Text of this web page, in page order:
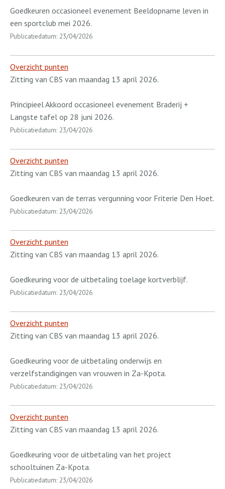
Goedkeuren occasioneel evenement Beeldopname leven in
een sportclub mei 2026.
Publicatiedatum: 23/04/2026
Overzicht punten
Zitting van CBS van maandag 13 april 2026.
Principieel Akkoord occasioneel evenement Braderij +
Langste tafel op 28 juni 2026.
Publicatiedatum: 23/04/2026
Overzicht punten
Zitting van CBS van maandag 13 april 2026.
Goedkeuren van de terras vergunning voor Friterie Den Hoet.
Publicatiedatum: 23/04/2026
Overzicht punten
Zitting van CBS van maandag 13 april 2026.
Goedkeuring voor de uitbetaling toelage kortverblijf.
Publicatiedatum: 23/04/2026
Overzicht punten
Zitting van CBS van maandag 13 april 2026.
Goedkeuring voor de uitbetaling onderwijs en
verzelfstandigingen van vrouwen in Za-Kpota.
Publicatiedatum: 23/04/2026
Overzicht punten
Zitting van CBS van maandag 13 april 2026.
Goedkeuring voor de uitbetaling van het project
schooltuinen Za-Kpota.
Publicatiedatum: 23/04/2026